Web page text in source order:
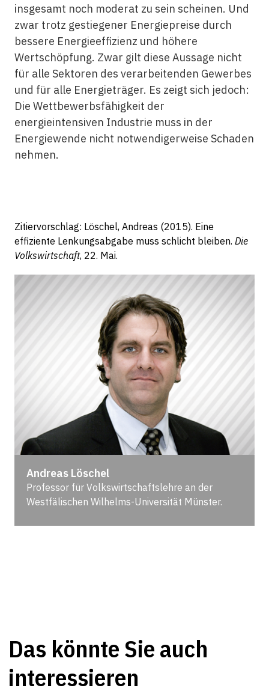
insgesamt noch moderat zu sein scheinen. Und
zwar trotz gestiegener Energiepreise durch
bessere Energieeffizienz und höhere
Wertschöpfung. Zwar gilt diese Aussage nicht
für alle Sektoren des verarbeitenden Gewerbes
und für alle Energieträger. Es zeigt sich jedoch:
Die Wettbewerbsfähigkeit der
energieintensiven Industrie muss in der
Energiewende nicht notwendigerweise Schaden
nehmen.
Zitiervorschlag: Löschel, Andreas (2015). Eine
effiziente Lenkungsabgabe muss schlicht bleiben. Die
Volkswirtschaft, 22. Mai.
Andreas Löschel
Professor für Volkswirtschaftslehre an der
Westfälischen Wilhelms-Universität Münster.
Das könnte Sie auch
interessieren